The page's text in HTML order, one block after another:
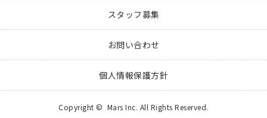
スタッフ募集
お問い合わせ
個人情報保護方針
Copyright © Mars Inc. All Rights Reserved.